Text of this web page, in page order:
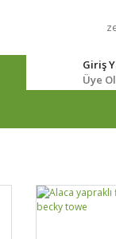
Giriş
Üye Ol